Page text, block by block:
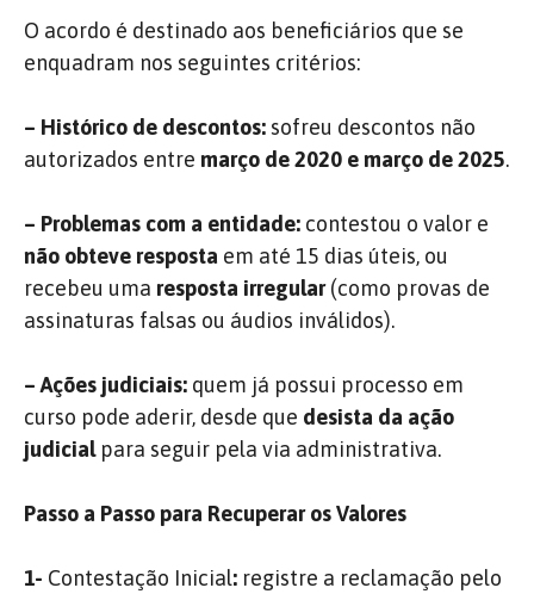
O acordo é destinado aos beneficiários que se
enquadram nos seguintes critérios:
– Histórico de descontos: sofreu descontos não
autorizados entre março de 2020 e março de 2025.
– Problemas com a entidade: contestou o valor e
não obteve resposta em até 15 dias úteis, ou
recebeu uma resposta irregular(como provas de
assinaturas falsas ou áudios inválidos).
– Ações judiciais: quem já possui processo em
curso pode aderir, desde que desista da ação
judicialpara seguir pela via administrativa.
Passo a Passo para Recuperar os Valores
1- Contestação Inicial: registre a reclamação pelo